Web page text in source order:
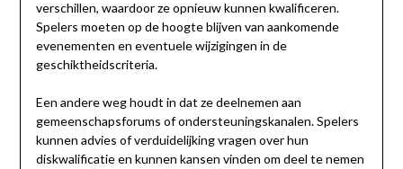
verschillen, waardoor ze opnieuw kunnen kwalificeren.
Spelers moeten op de hoogte blijven van aankomende
evenementen en eventuele wijzigingen in de
geschiktheidscriteria.
Een andere weg houdt in dat ze deelnemen aan
gemeenschapsforums of ondersteuningskanalen. Spelers
kunnen advies of verduidelijking vragen over hun
diskwalificatie en kunnen kansen vinden om deel te nemen